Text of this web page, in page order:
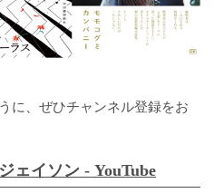
に、ぜひチャンネル登録をお
ェイソン - YouTube